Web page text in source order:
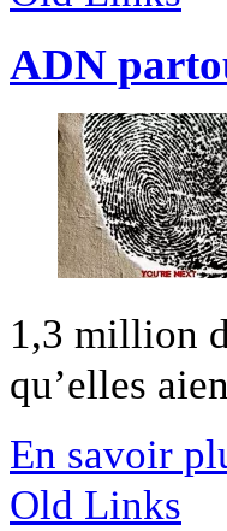
ADN
1,3 million
qu’elles
En savoir
Old Links